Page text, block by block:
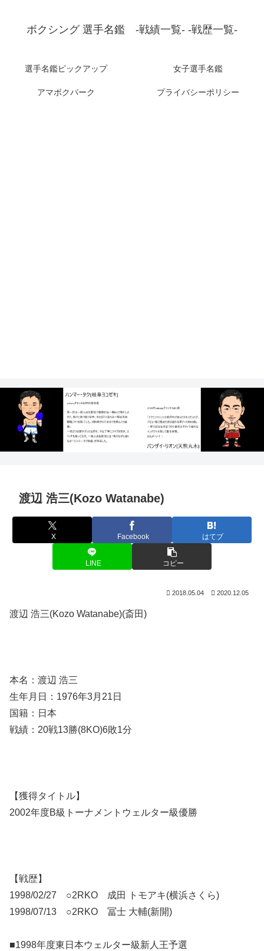
ボクシング 選手名鑑 -戦績一覧- -戦歴一覧-
選手名鑑ピックアップ 女子選手名鑑
アマボクパーク プライバシーポリシー
渡辺 浩三(Kozo Watanabe)
X Facebook はてブ
LINE コピー
2018.05.04 2020.12.05
渡辺 浩三(Kozo Watanabe)(斎田)
本名：渡辺 浩三
生年月日：1976年3月21日
国籍：日本
戦績：20戦13勝(8KO)6敗1分
【獲得タイトル】
2002年度B級トーナメントウェルター級優勝
【戦歴】
1998/02/27 ○2RKO 成田 トモアキ(横浜さくら)
1998/07/13 ○2RKO 冨士 大輔(新開)
■1998年度東日本ウェルター級新人王予選